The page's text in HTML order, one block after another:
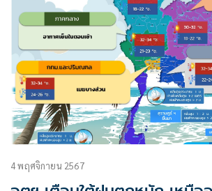
4 พฤศจิกายน 2567